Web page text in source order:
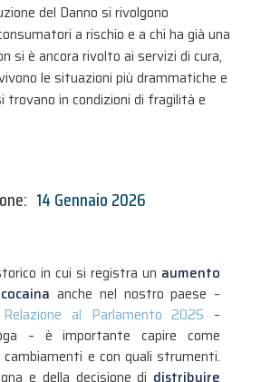
del Danno si rivolgono
a rischio e a chi ha già una
si è ancora rivolto ai servizi di cura,
le situazioni più drammatiche e
trovano in condizioni di fragilità e
14 Gennaio 2026
in cui si registra un aumento
anche nel nostro paese –
Relazione al Parlamento 2025 –
– è importante capire come
e con quali strumenti.
e della decisione di distribuire